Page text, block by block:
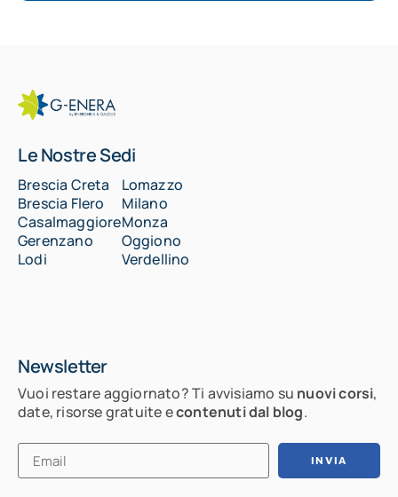
Le Nostre Sedi
Brescia Creta
Brescia Flero
Casalmaggiore
Gerenzano
Lodi
Lomazzo
Milano
Monza
Oggiono
Verdellino
Newsletter
Vuoi restare aggiornato? Ti avvisiamo su nuovi corsi,
date, risorse gratuite econtenuti dal blog.
INVIA